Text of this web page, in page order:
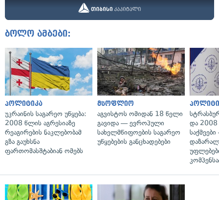
ბოლო ამბები:
პოლიტიკა
უკრაინის საგარეო უწყება:
2008 წლის აგრესიაზე
რეაგირების ნაკლებობამ
გზა გაუხსნა
ფართომასშტაბიან ომებს
მსოფლიო
აგვისტოს ომიდან 18 წელი
გავიდა — ევროპული
სახელმწიფოების საგარეო
უწყებების განცხადებები
და 2008